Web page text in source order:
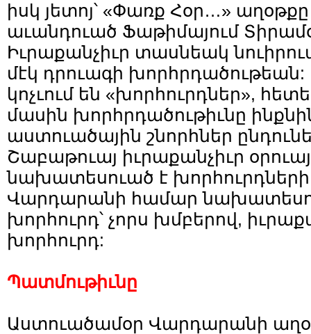
իսկ յետոյ՝ «Փառք Հօր…» աղօթքը
աւանդուած Ֆաթիմայում
Իւրաքանչիւր տասնեակ
մէկ դրուագի խորհրդածութեան:
կոչւում են «խորհուրդներ»,
մասին խորհրդածութիւնը
աստուածային շնորհներ
Շաբաթուայ իւրաքանչիւր
նախատեսուած է խորհուրդների
Վարդարանի համար
խորհուրդ՝ չորս խմբերով,
խորհուրդ:
Պատմութիւնը
Աստուածամօր Վարդարանի